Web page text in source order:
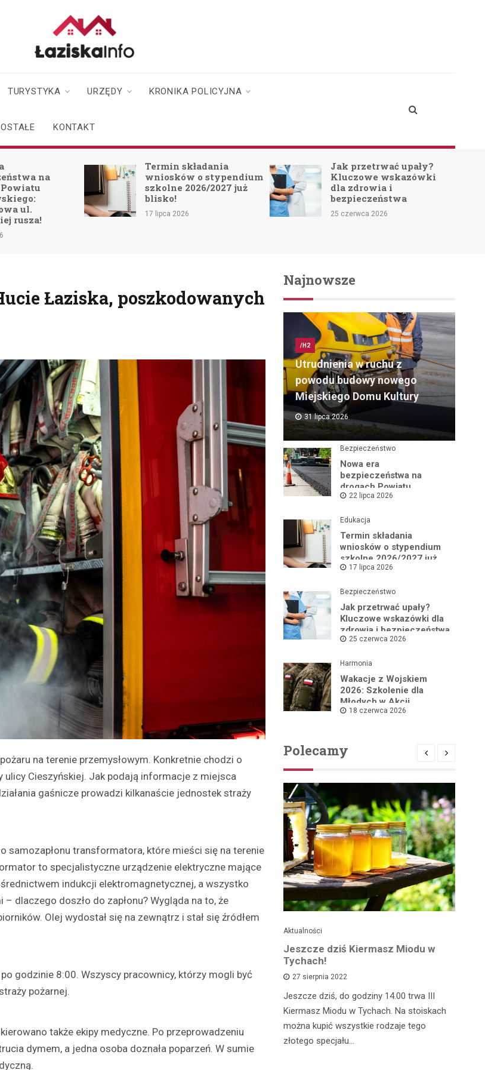
TURYSTYKA URZĘDY KRONIKA POLICYJNA
KONTAKT
na
ul.
rusza!
Termin składania
wniosków o stypendium
szkolne 2026/2027 już
blisko!
17 lipca 2026
Jak przetrwać upały?
Kluczowe wskazówki
dla zdrowia i
bezpieczeństwa
25 czerwca 2026
Łaziska, poszkodowanych
na terenie przemysłowym. Konkretnie chodzi o
ulicy Cieszyńskiej. Jak podają informacje z miejsca
gaśnicze prowadzi kilkanaście jednostek straży
samozapłonu transformatora, które mieści się na terenie
to specjalistyczne urządzenie elektryczne mające
indukcji elektromagnetycznej, a wszystko
dlaczego doszło do zapłonu? Wygląda na to, że
Olej wydostał się na zewnątrz i stał się źródłem
godzinie 8:00. Wszyscy pracownicy, którzy mogli być
pożarnej.
także ekipy medyczne. Po przeprowadzeniu
dymem, a jedna osoba doznała poparzeń. W sumie
Najnowsze
/H2
Utrudnienia w ruchu z
powodu budowy nowego
Miejskiego Domu Kultury
31 lipca 2026
Bezpieczeństwo
Nowa era
bezpieczeństwa na
drogach Powiatu
Mikołowskiego:
Rybnickiej rusza!
22 lipca 2026
Edukacja
Termin składania
wniosków o stypendium
szkolne 2026/2027 już
blisko!
17 lipca 2026
Bezpieczeństwo
Jak przetrwać upały?
Kluczowe wskazówki dla
zdrowia i bezpieczeństwa
25 czerwca 2026
Harmonia
Wakacje z Wojskiem
2026: Szkolenie dla
Młodych w Akcji
18 czerwca 2026
Polecamy
21 grudnia 2021
polskim, wigilijnym stole. Warto wiedzieć jak
odpowiednio przygotować barszcz,…
Aktualności
Jeszcze dziś Kiermasz Miodu w
Tychach!
27 sierpnia 2022
Jeszcze dziś, do godziny 14.00 trwa III
Kiermasz Miodu w Tychach. Na stoiskach
można kupić wszystkie rodzaje tego
złotego specjału…